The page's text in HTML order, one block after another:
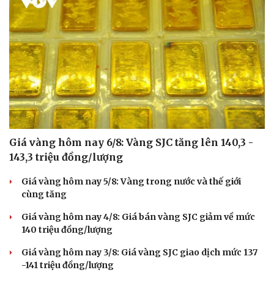
Cải chính
Giá vàng hôm nay 6/8: Vàng SJC tăng lên 140,3 -
143,3 triệu đồng/lượng
Giá vàng hôm nay 5/8: Vàng trong nước và thế giới
cùng tăng
Giá vàng hôm nay 4/8: Giá bán vàng SJC giảm về mức
140 triệu đồng/lượng
Giá vàng hôm nay 3/8: Giá vàng SJC giao dịch mức 137
-141 triệu đồng/lượng